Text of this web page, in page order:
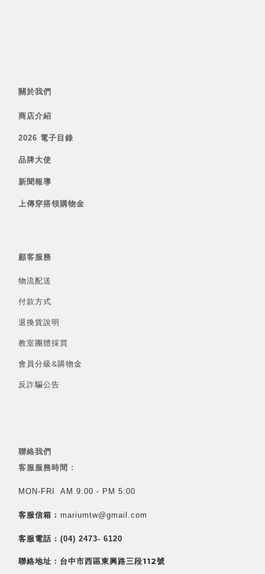
關於我們
商店介紹
2026 電子目錄
品牌大使
新聞報導
上傳穿搭領購物金
顧客服務
物流配送
付款方式
退換貨說明
教室團體採買
會員分級&購物金
反詐騙公告
聯絡我們
客服服務時間 :
MON-FRI AM 9:00 - PM 5:00
客服信箱 : mariumtw@gmail.com
客服電話 : (04) 2473- 6120
聯絡地址：台中市西區東興路三段112號